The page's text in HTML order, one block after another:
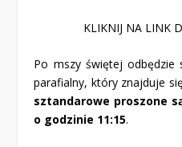
KLIKNIJ NA LINK
Po mszy świętej odbędzie
parafialny, który znajduje
sztandarowe proszone
o godzinie 11:15.